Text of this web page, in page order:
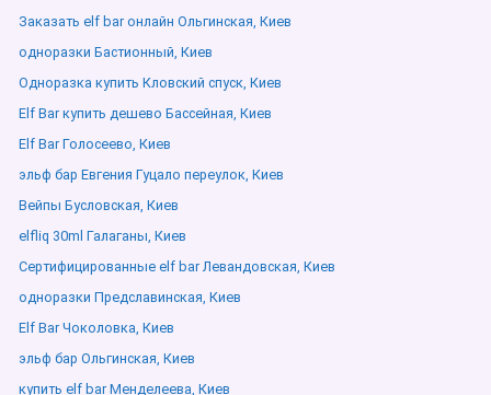
Заказать elf bar онлайн Ольгинская, Киев
одноразки Бастионный, Киев
Одноразка купить Кловский спуск, Киев
Elf Bar купить дешево Бассейная, Киев
Elf Bar Голосеево, Киев
эльф бар Евгения Гуцало переулок, Киев
Вейпы Бусловская, Киев
elfliq 30ml Галаганы, Киев
Сертифицированные elf bar Левандовская, Киев
одноразки Предславинская, Киев
Elf Bar Чоколовка, Киев
эльф бар Ольгинская, Киев
купить elf bar Менделеева, Киев